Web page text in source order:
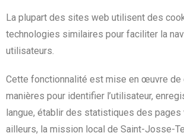
La plupart des sites web utilisent des
technologies similaires pour faciliter la
utilisateurs.
Cette fonctionnalité est mise en œuvre
manières pour identifier l’utilisateur,
langue, établir des statistiques des
ailleurs, la mission local de Saint-Josse-